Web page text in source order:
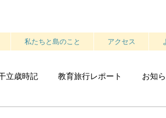
私たちと島のこと アクセス
立歳時記 教育旅行レポート お知